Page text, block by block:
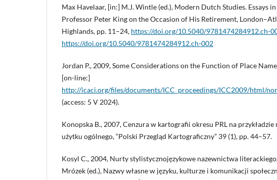
Max Havelaar, [in:] M.J. Wintle (ed.), Modern Dutch Studies. Essays
Professor Peter King on the Occasion of His Retirement,
Highlands, pp. 11–24, https://doi.org/10.5040/9781474284912.ch-
https://doi.org/10.5040/9781474284912.ch-002
Jordan P., 2009, Some Considerations on the Function of Place
[on-line:]
http://icaci.org/files/documents/ICC_proceedings/ICC2009/html/
(access: 5 V 2024).
Konopska B., 2007, Cenzura w kartografii okresu PRL na przykładzie
użytku ogólnego, “Polski Przegląd Kartograficzny” 39 (1), pp. 44–57.
Kosyl C., 2004, Nurty stylistycznojęzykowe nazewnictwa
Mrózek (ed.), Nazwy własne w języku, kulturze i komunikacji